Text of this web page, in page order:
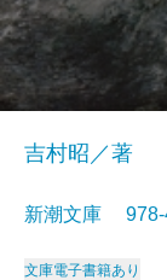
吉村昭／著
新潮文庫
文庫電子書籍あり